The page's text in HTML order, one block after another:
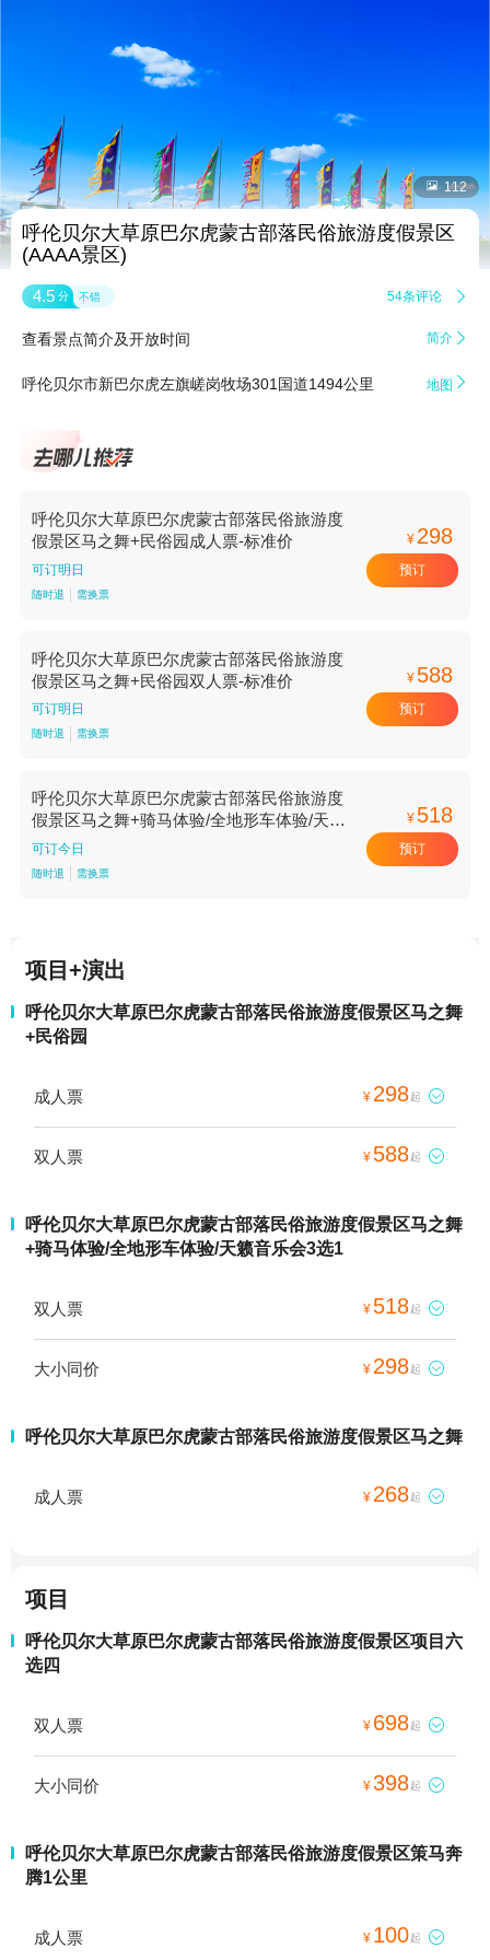
 112
呼伦贝尔大草原巴尔虎蒙古部落民俗旅游度假景区
(AAAA景区)
4.5 分 不错 54条评论 
查看景点简介及开放时间 简介 
呼伦贝尔市新巴尔虎左旗嵯岗牧场301国道1494公里 地图 
呼伦贝尔大草原巴尔虎蒙古部落民俗旅游度
假景区马之舞+民俗园成人票-标准价
可订明日
随时退 需换票
¥ 298
预订
呼伦贝尔大草原巴尔虎蒙古部落民俗旅游度
假景区马之舞+民俗园双人票-标准价
可订明日
随时退 需换票
¥ 588
预订
呼伦贝尔大草原巴尔虎蒙古部落民俗旅游度
假景区马之舞+骑马体验/全地形车体验/天籁
音乐会3选1双人票-标准价
可订今日
随时退 需换票
¥ 518
预订
项目+演出
呼伦贝尔大草原巴尔虎蒙古部落民俗旅游度假景区马之舞
+民俗园
成人票 ¥ 298起 
双人票 ¥ 588起 
呼伦贝尔大草原巴尔虎蒙古部落民俗旅游度假景区马之舞
+骑马体验/全地形车体验/天籁音乐会3选1
双人票 ¥ 518起 
大小同价 ¥ 298起 
呼伦贝尔大草原巴尔虎蒙古部落民俗旅游度假景区马之舞
成人票 ¥ 268起 
项目
呼伦贝尔大草原巴尔虎蒙古部落民俗旅游度假景区项目六
选四
双人票 ¥ 698起 
大小同价 ¥398起 
呼伦贝尔大草原巴尔虎蒙古部落民俗旅游度假景区策马奔
腾1公里
成人票 ¥ 100起 